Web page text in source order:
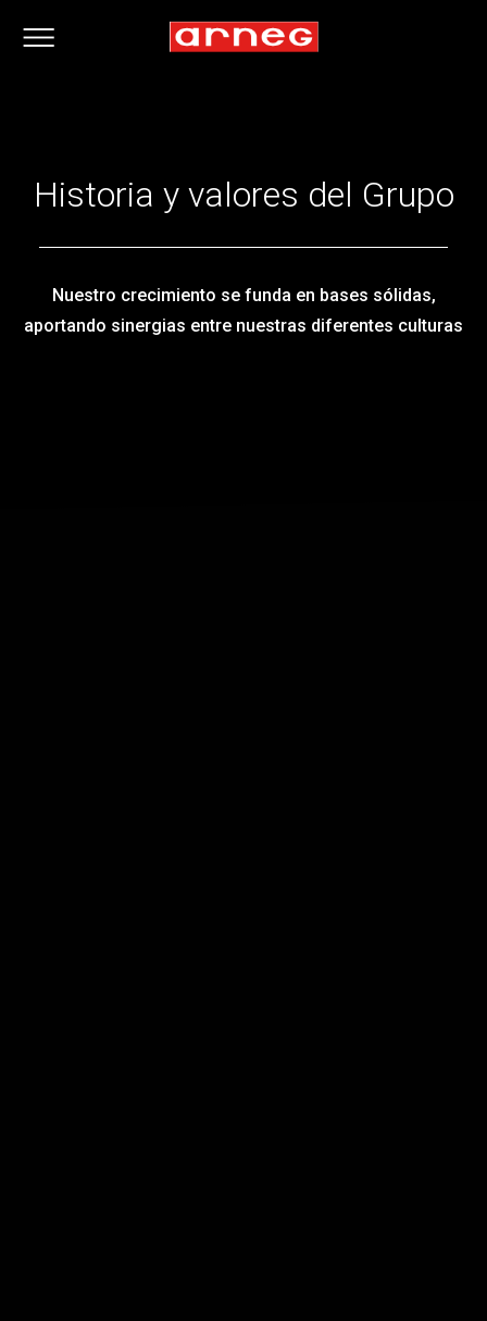
Historia y valores del Grupo
Nuestro crecimiento se funda en bases sólidas,
aportando sinergias entre nuestras diferentes culturas